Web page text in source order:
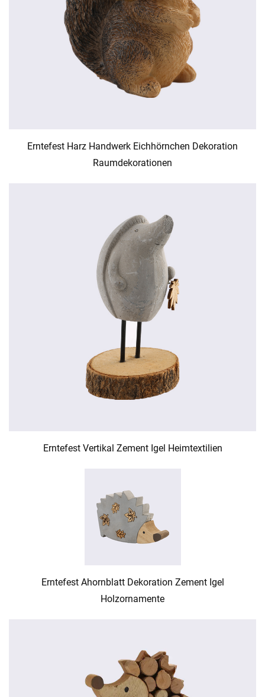
Erntefest Harz Handwerk Eichhörnchen Dekoration
Raumdekorationen
Erntefest Vertikal Zement Igel Heimtextilien
Erntefest Ahornblatt Dekoration Zement Igel
Holzornamente